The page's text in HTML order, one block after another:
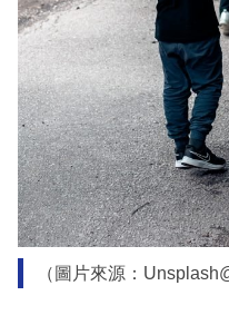
（圖片來源：